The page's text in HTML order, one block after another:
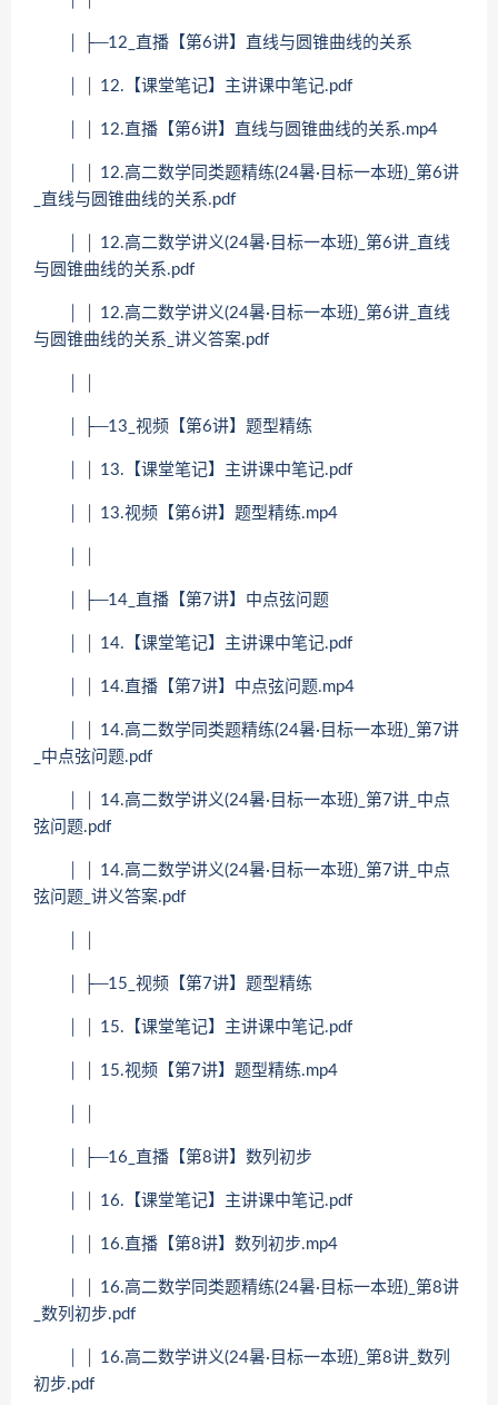
│ ├─12_直播【第6讲】直线与圆锥曲线的关系
│ │ 12.【课堂笔记】主讲课中笔记.pdf
│ │ 12.直播【第6讲】直线与圆锥曲线的关系.mp4
│ │ 12.高二数学同类题精练(24暑·目标一本班)_第6讲
_直线与圆锥曲线的关系.pdf
│ │ 12.高二数学讲义(24暑·目标一本班)_第6讲_直线
与圆锥曲线的关系.pdf
│ │ 12.高二数学讲义(24暑·目标一本班)_第6讲_直线
与圆锥曲线的关系_讲义答案.pdf
│ ├─13_视频【第6讲】题型精练
│ │ 13.【课堂笔记】主讲课中笔记.pdf
│ │ 13.视频【第6讲】题型精练.mp4
│ ├─14_直播【第7讲】中点弦问题
│ │ 14.【课堂笔记】主讲课中笔记.pdf
│ │ 14.直播【第7讲】中点弦问题.mp4
│ │ 14.高二数学同类题精练(24暑·目标一本班)_第7讲
_中点弦问题.pdf
│ │ 14.高二数学讲义(24暑·目标一本班)_第7讲_中点
弦问题.pdf
│ │ 14.高二数学讲义(24暑·目标一本班)_第7讲_中点
弦问题_讲义答案.pdf
│ ├─15_视频【第7讲】题型精练
│ │ 15.【课堂笔记】主讲课中笔记.pdf
│ │ 15.视频【第7讲】题型精练.mp4
│ ├─16_直播【第8讲】数列初步
│ │ 16.【课堂笔记】主讲课中笔记.pdf
│ │ 16.直播【第8讲】数列初步.mp4
│ │ 16.高二数学同类题精练(24暑·目标一本班)_第8讲
_数列初步.pdf
│ │ 16.高二数学讲义(24暑·目标一本班)_第8讲_数列
初步.pdf